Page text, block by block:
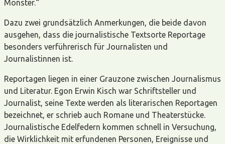
Monster.“
Dazu zwei grundsätzlich Anmerkungen, die beide davon
ausgehen, dass die journalistische Textsorte Reportage
besonders verführerisch für Journalisten und
Journalistinnen ist.
Reportagen liegen in einer Grauzone zwischen Journalismus
und Literatur. Egon Erwin Kisch war Schriftsteller und
Journalist, seine Texte werden als literarischen Reportagen
bezeichnet, er schrieb auch Romane und Theaterstücke.
Journalistische Edelfedern kommen schnell in Versuchung,
die Wirklichkeit mit erfundenen Personen, Ereignisse und